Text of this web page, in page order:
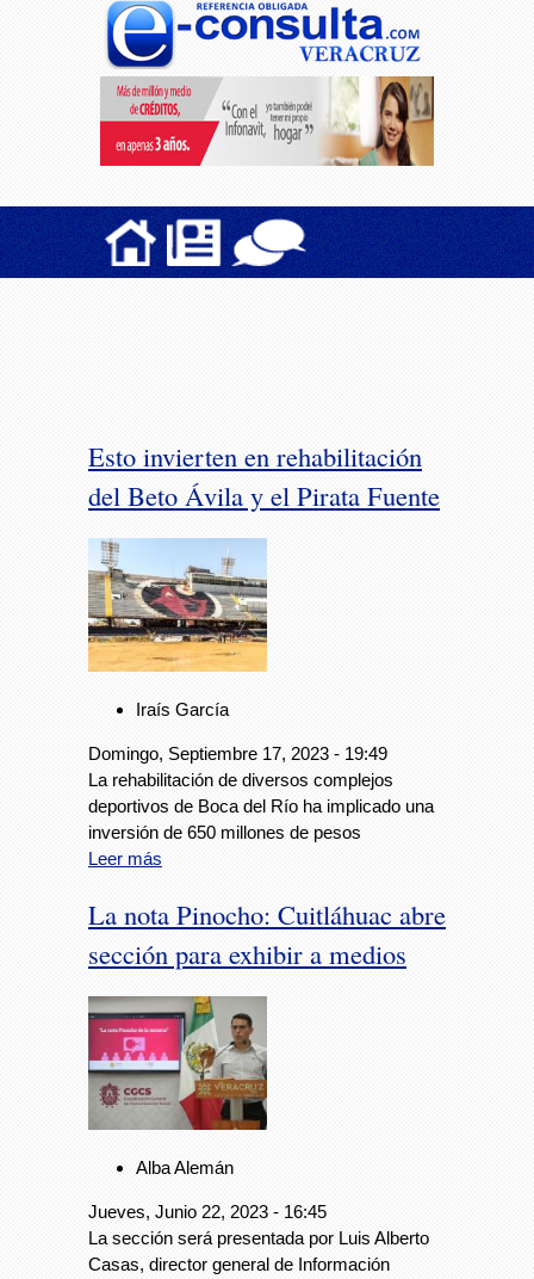
Esto invierten en rehabilitación
del Beto Ávila y el Pirata Fuente
Iraís García
Domingo, Septiembre 17, 2023 - 19:49
La rehabilitación de diversos complejos
deportivos de Boca del Río ha implicado una
inversión de 650 millones de pesos
Leer más
La nota Pinocho: Cuitláhuac abre
sección para exhibir a medios
Alba Alemán
Jueves, Junio 22, 2023 - 16:45
La sección será presentada por Luis Alberto
Casas, director general de Información